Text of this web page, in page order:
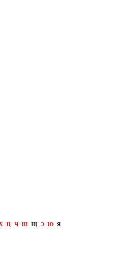
Ц Ч Ш Щ Э Ю Я